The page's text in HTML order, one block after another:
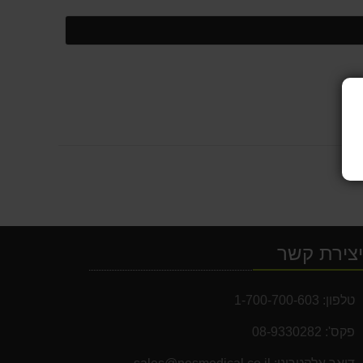
יצירת קשר
טלפון: 1-700-700-603
פקס': 08-9330282